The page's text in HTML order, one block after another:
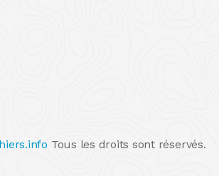
Tous les droits sont réservés.